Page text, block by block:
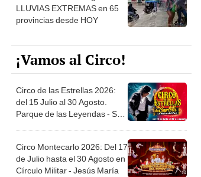
LLUVIAS EXTREMAS en 65
provincias desde HOY
¡Vamos al Circo!
Circo de las Estrellas 2026:
del 15 Julio al 30 Agosto.
Parque de las Leyendas - San
Circo Montecarlo 2026: Del 17
de Julio hasta el 30 Agosto en
Círculo Militar - Jesús María